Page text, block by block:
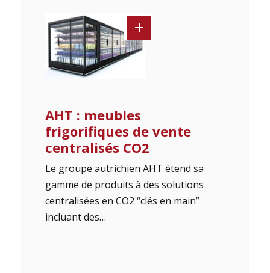
AHT : meubles
frigorifiques de vente
centralisés CO2
Le groupe autrichien AHT étend sa
gamme de produits à des solutions
centralisées en CO2 “clés en main”
incluant des…